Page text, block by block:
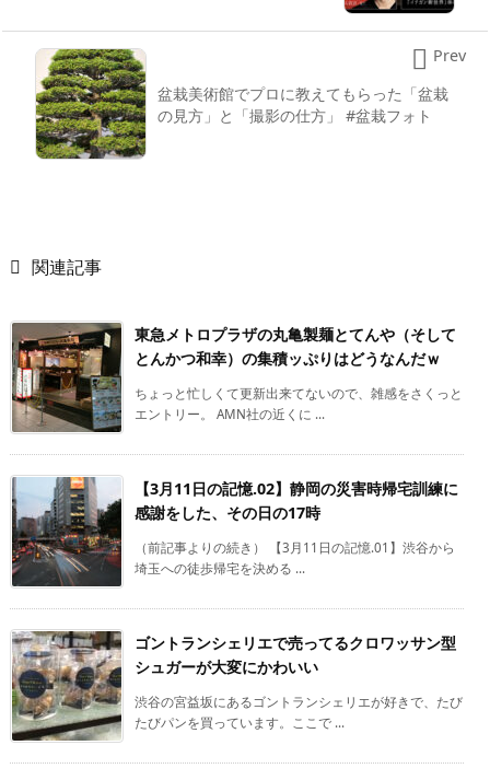
盆栽美術館でプロに教えてもらった「盆栽
の見方」と「撮影の仕方」 #盆栽フォト
 Prev
 関連記事
東急メトロプラザの丸亀製麺とてんや（そして
とんかつ和幸）の集積ッぷりはどうなんだｗ
ちょっと忙しくて更新出来てないので、雑感をさくっと
エントリー。 AMN社の近くに ...
【3月11日の記憶.02】静岡の災害時帰宅訓練に
感謝をした、その日の17時
（前記事よりの続き） 【3月11日の記憶.01】渋谷から
埼玉への徒歩帰宅を決める ...
ゴントランシェリエで売ってるクロワッサン型
シュガーが大変にかわいい
渋谷の宮益坂にあるゴントランシェリエが好きで、たび
たびパンを買っています。ここで ...